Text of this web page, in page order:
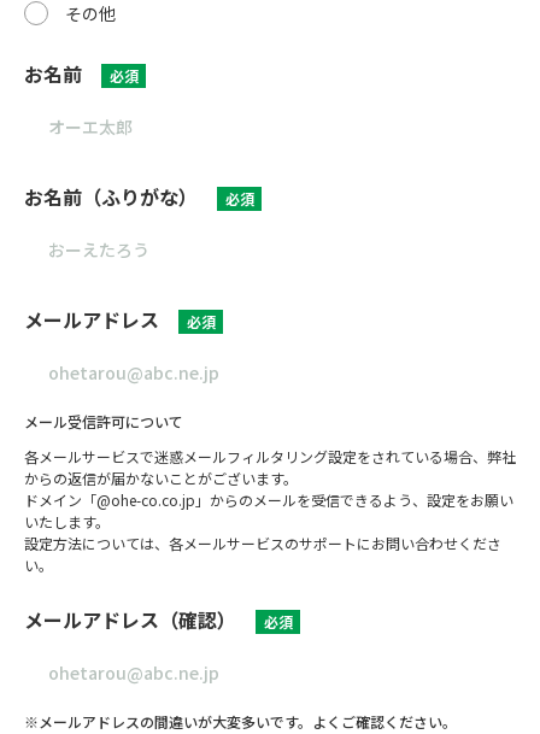
その他
お名前 必須
お名前（ふりがな） 必須
メールアドレス 必須
メール受信許可について
各メールサービスで迷惑メールフィルタリング設定をされている場合、弊社
からの返信が届かないことがございます。
ドメイン「@ohe-co.co.jp」からのメールを受信できるよう、設定をお願い
いたします。
設定方法については、各メールサービスのサポートにお問い合わせくださ
い。
メールアドレス（確認） 必須
※メールアドレスの間違いが大変多いです。よくご確認ください。